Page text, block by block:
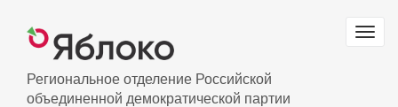
основному
Региональное отделение Российской
объединенной демократической партии